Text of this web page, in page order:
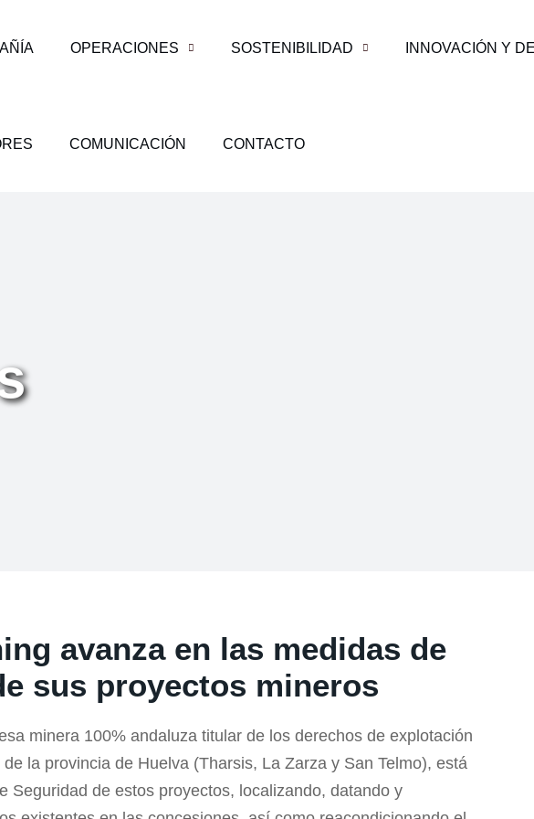
OPERACIONES SOSTENIBILIDAD INNOVACIÓN Y
COMUNICACIÓN CONTACTO
avanza en las medidas de
sus proyectos mineros
minera 100% andaluza titular de los derechos de explotación
la provincia de Huelva (Tharsis, La Zarza y San Telmo), está
Seguridad de estos proyectos, localizando, datando y